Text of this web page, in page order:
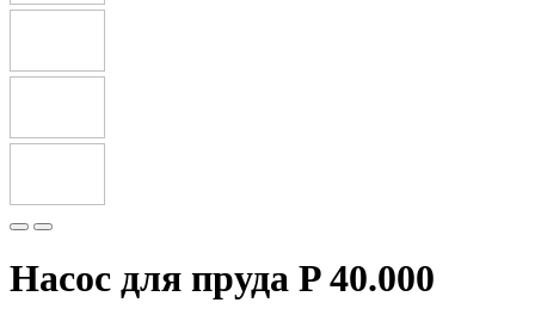
Насос для пруда P 40.000